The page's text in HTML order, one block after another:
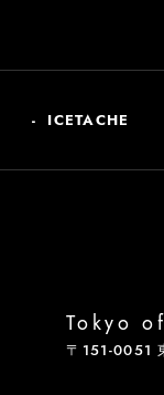
ICETACHE
Tokyo
〒151-0051